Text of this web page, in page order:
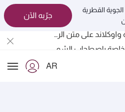
القطرية
جرّبه الآن
المسافرون بين الدوحة وأوكلاند على متن الرحلات الجوية رقم QR914 ورقم QR915
الخطوط الجوية القطرية تعزز شبكة وجهاتها العالمية لتشمل ما يزيد عن 160 وجهة
AR